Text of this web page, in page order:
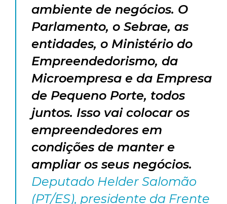
ambiente de negócios. O
Parlamento, o Sebrae, as
entidades, o Ministério do
Empreendedorismo, da
Microempresa e da Empresa
de Pequeno Porte, todos
juntos. Isso vai colocar os
empreendedores em
condições de manter e
ampliar os seus negócios.
Deputado Helder Salomão
(PT/ES), presidente da Frente